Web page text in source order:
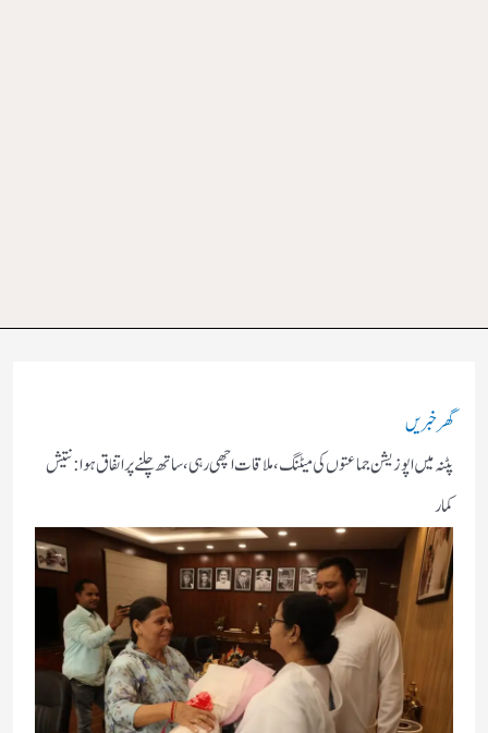
گھرخبریں
پٹنہ میں اپوزیشن جماعتوں کی میٹنگ ،ملاقات اچھی رہی، ساتھ چلنے پر اتفاق ہوا: نتیش
کمار